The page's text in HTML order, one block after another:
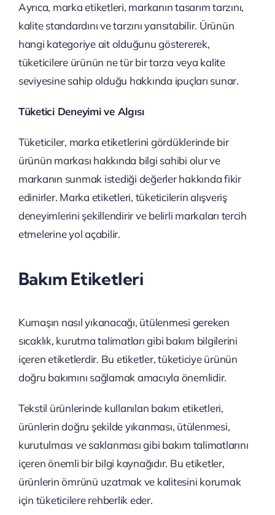
Ayrıca, marka etiketleri, markanın tasarım tarzını,
kalite standardını ve tarzını yansıtabilir. Ürünün
hangi kategoriye ait olduğunu göstererek,
tüketicilere ürünün ne tür bir tarza veya kalite
seviyesine sahip olduğu hakkında ipuçları sunar.
Tüketici Deneyimi ve Algısı
Tüketiciler, marka etiketlerini gördüklerinde bir
ürünün markası hakkında bilgi sahibi olur ve
markanın sunmak istediği değerler hakkında fikir
edinirler. Marka etiketleri, tüketicilerin alışveriş
deneyimlerini şekillendirir ve belirli markaları tercih
etmelerine yol açabilir.
Bakım Etiketleri
Kumaşın nasıl yıkanacağı, ütülenmesi gereken
sıcaklık, kurutma talimatları gibi bakım bilgilerini
içeren etiketlerdir. Bu etiketler, tüketiciye ürünün
doğru bakımını sağlamak amacıyla önemlidir.
Tekstil ürünlerinde kullanılan bakım etiketleri,
ürünlerin doğru şekilde yıkanması, ütülenmesi,
kurutulması ve saklanması gibi bakım talimatlarını
içeren önemli bir bilgi kaynağıdır. Bu etiketler,
ürünlerin ömrünü uzatmak ve kalitesini korumak
için tüketicilere rehberlik eder.